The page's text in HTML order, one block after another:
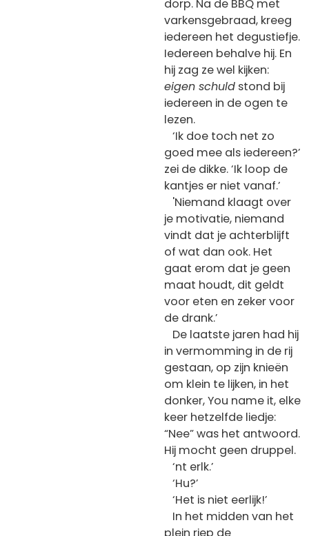
dorp. Na de BBQ met
varkensgebraad, kreeg
iedereen het degustiefje.
Iedereen behalve hij. En
hij zag ze wel kijken:
eigen schuld stond bij
iedereen in de ogen te
lezen.
‘Ik doe toch net zo
goed mee als iedereen?’
zei de dikke. ‘Ik loop de
kantjes er niet vanaf.’
'Niemand klaagt over
je motivatie, niemand
vindt dat je achterblijft
of wat dan ook. Het
gaat erom dat je geen
maat houdt, dit geldt
voor eten en zeker voor
de drank.’
De laatste jaren had hij
in vermomming in de rij
gestaan, op zijn knieën
om klein te lijken, in het
donker, You name it, elke
keer hetzelfde liedje:
“Nee” was het antwoord.
Hij mocht geen druppel.
‘nt erlk.’
‘Hu?’
‘Het is niet eerlijk!’
In het midden van het
plein riep de